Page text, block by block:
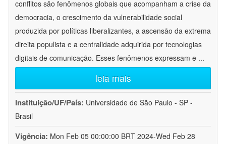
conflitos são fenômenos globais que acompanham a crise da
democracia, o crescimento da vulnerabilidade social
produzida por políticas liberalizantes, a ascensão da extrema
direita populista e a centralidade adquirida por tecnologias
digitais de comunicação. Esses fenômenos expressam e ...
leia mais
Instituição/UF/País: Universidade de São Paulo - SP -
Brasil
Vigência: Mon Feb 05 00:00:00 BRT 2024-Wed Feb 28